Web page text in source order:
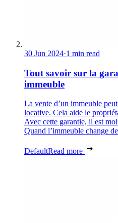
30 Jun 2024·1 min read
Tout savoir sur la
immeuble
La vente d’un immeuble
locative. Cela aide le
Avec cette garantie, il est
Quand l’immeuble change
DefaultRead more